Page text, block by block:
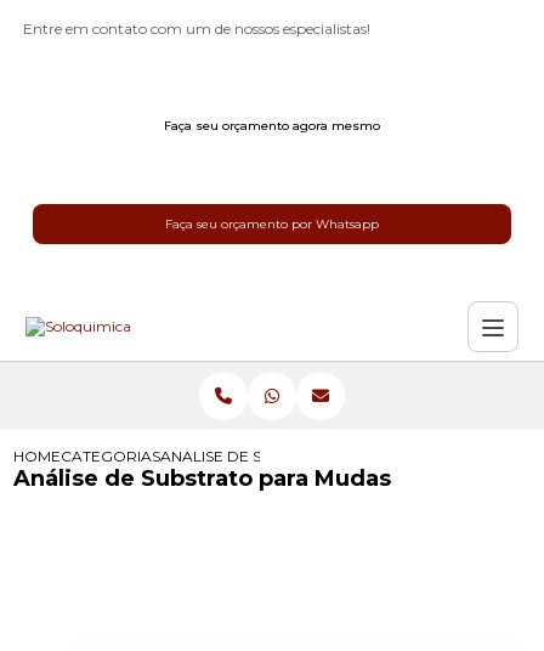
Entre em contato com um de nossos especialistas!
Faça seu orçamento agora mesmo
Faça seu orçamento por Whatsapp
HOMECATEGORIASANALISE DE SUBSTRATO PARA MUDAS
Análise de Substrato para Mudas